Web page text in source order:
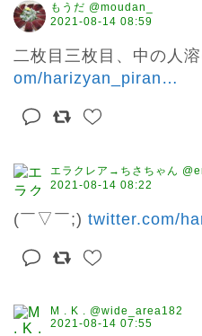
もうだ @moudan_
2021-08-14 08:59
二枚目三枚目、中の人
om/harizyan_piran …
エラクレア→ちさちゃん
2021-08-14 08:22
(￣▽￣;) twitter.com/
M . K . @wide_area182
2021-08-14 07:55